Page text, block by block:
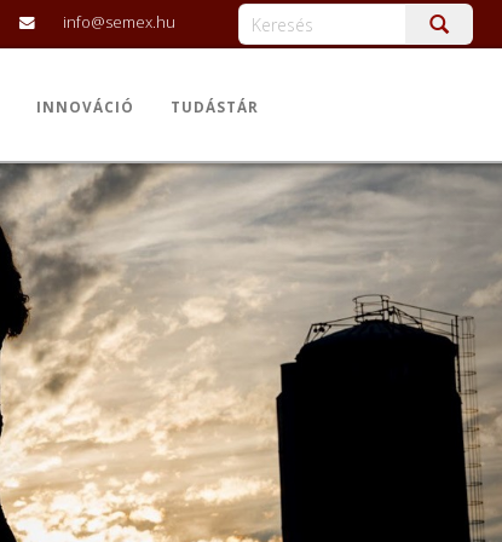
info@semex.hu
INNOVÁCIÓ TUDÁSTÁR